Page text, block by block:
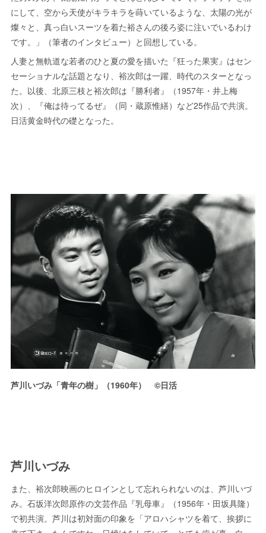
にして、空から天使がキラキラを蒔いているような、太陽の光が
燦々と、真っ白いスーツを着た裕さんの後ろ姿に注いでいるわけ
です。」（筆者のインタビュー）と回想している。
人妻と無軌道な若者のひと夏の愛を描いた『狂った果実』はセン
セーショナルな話題となり、裕次郎は一躍、時代のスターとなっ
た。以後、北原三枝と裕次郎は『勝利者』（1957年・井上梅
次）、『俺は待ってるぜ』（同・蔵原惟繕）など25作品で共演。
日活黄金時代の礎となった。
芦川いづみ「青年の樹」（1960年） ©日活
芦川いづみ
また、裕次郎映画のヒロインとして忘れられないのは、芦川いづ
み。石坂洋次郎原作の文芸作品『乳母車』（1956年・田坂具隆）
で初共演。芦川は初対面の印象を「アロハシャツを着て、挨拶に